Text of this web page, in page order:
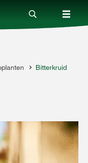
Bitterkruid